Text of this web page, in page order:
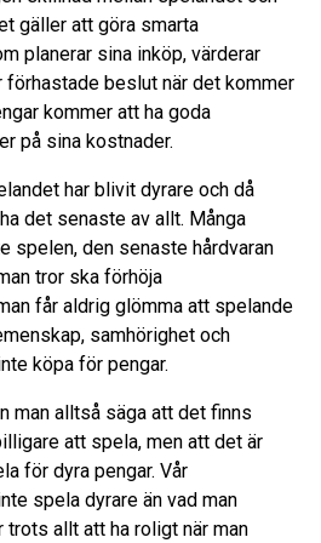
gäller att göra smarta
planerar sina inköp, värderar
beslut när det kommer
kommer att ha goda
på sina kostnader.
har blivit dyrare och då
det senaste av allt. Många
spelen, den senaste hårdvaran
tror ska förhöja
får aldrig glömma att spelande
samhörighet och
köpa för pengar.
man alltså säga att det finns
att spela, men att det är
för dyra pengar. Vår
spela dyrare än vad man
allt att ha roligt när man